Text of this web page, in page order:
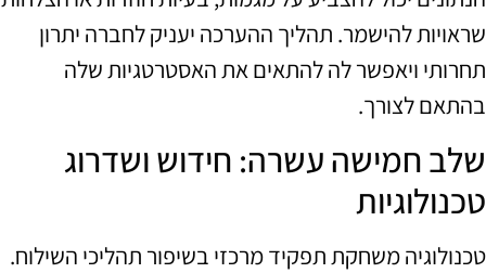
שראויות להישמר. תהליך ההערכה יעניק לחברה יתרון
תחרותי ויאפשר לה להתאים את האסטרטגיות שלה
בהתאם לצורך.
שלב חמישה עשרה: חידוש ושדרוג
טכנולוגיות
טכנולוגיה משחקת תפקיד מרכזי בשיפור תהליכי השילוח.